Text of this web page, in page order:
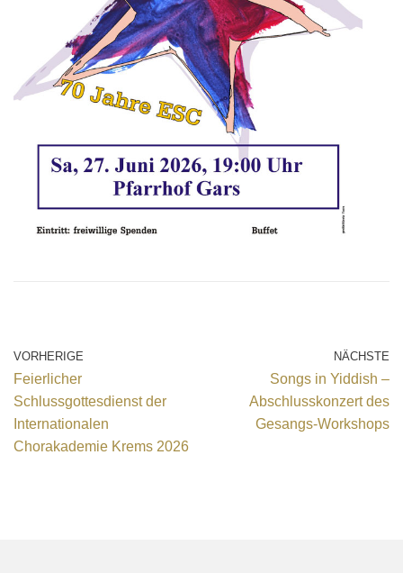
VORHERIGE
Feierlicher
Schlussgottesdienst der
Internationalen
Chorakademie Krems 2026
NÄCHSTE
Songs in Yiddish –
Abschlusskonzert des
Gesangs-Workshops